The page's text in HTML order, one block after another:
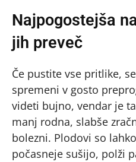
Najpogostejša
jih preveč
Če pustite vse pritlike,
spremeni v gosto
videti bujno, vendar je
manj rodna, slabše
bolezni. Plodovi so
počasneje sušijo, polži